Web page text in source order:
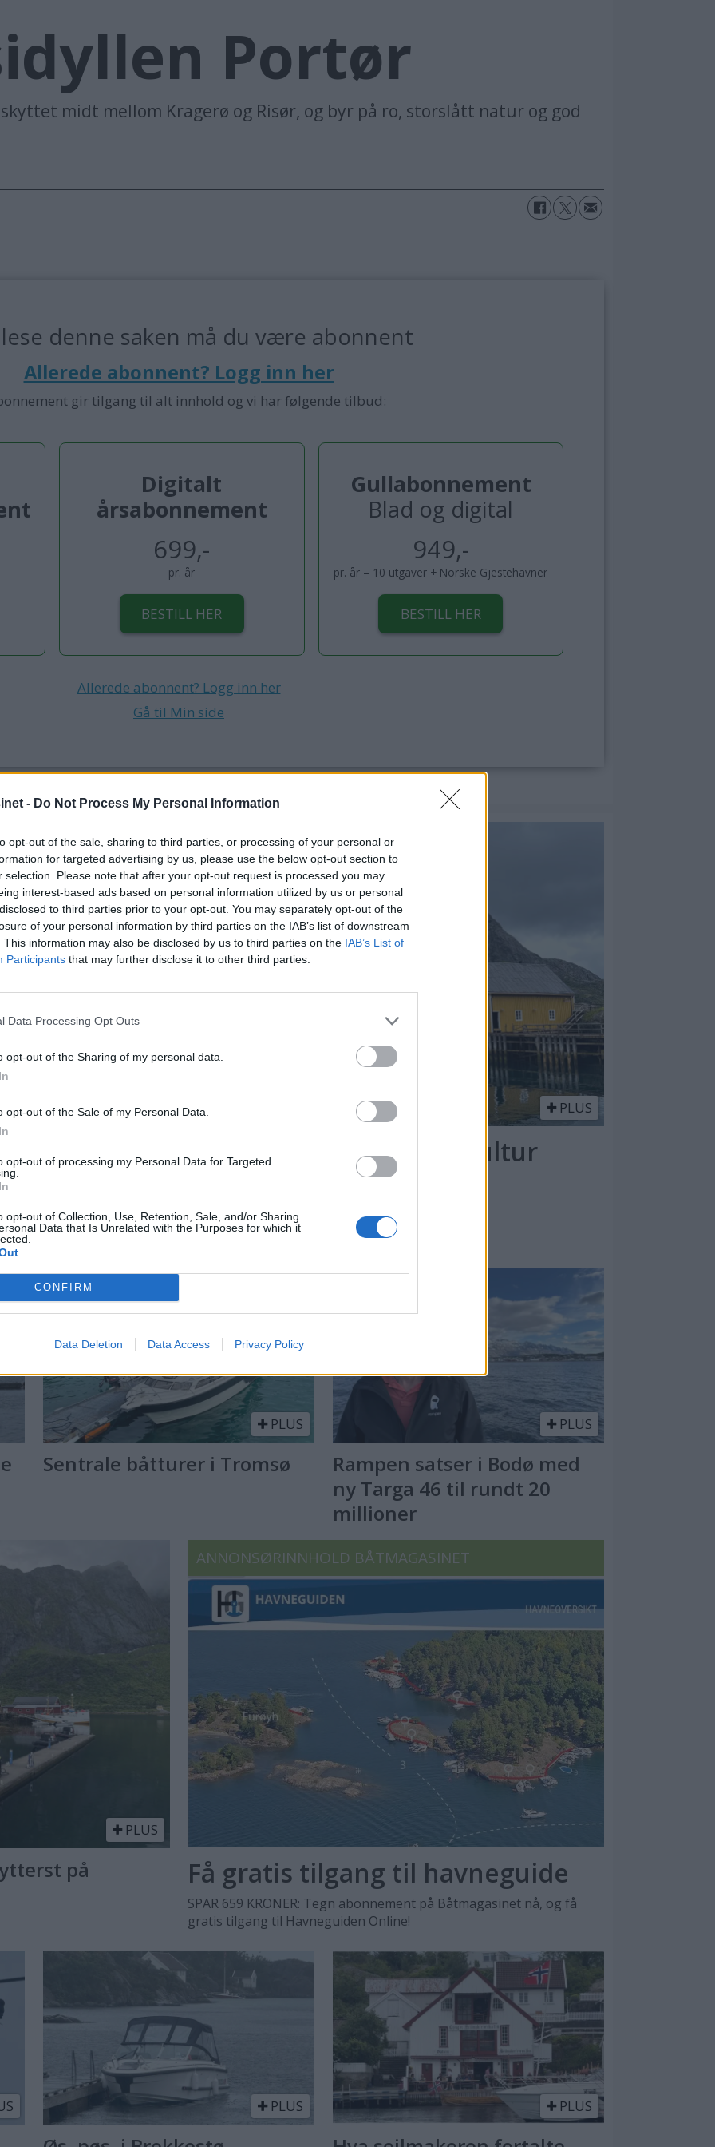
- Do Not Process My Personal Information
opt-out of the sale, sharing to third parties, or processing of your personal or
for targeted advertising by us, please use the below opt-out section to
selection. Please note that after your opt-out request is processed you may
interest-based ads based on personal information utilized by us or personal
to third parties prior to your opt-out. You may separately opt-out of the
of your personal information by third parties on the IAB’s list of downstream
This information may also be disclosed by us to third parties on the IAB’s List of
Participants that may further disclose it to other third parties.
Data Processing Opt Outs
opt-out of the Sharing of my personal data.
opt-out of the Sale of my Personal Data.
opt-out of processing my Personal Data for Targeted
opt-out of Collection, Use, Retention, Sale, and/or Sharing
Data that Is Unrelated with the Purposes for which it
CONFIRM
Data Deletion Data Access Privacy Policy
Portør
midt mellom Kragerø og Risør, og byr på ro, storslått natur og god
lese denne saken må du være abonnent
Allerede abonnent? Logg inn her
gir tilgang til alt innhold og vi har følgende tilbud:
Digitalt
årsabonnement
699,-
pr. år
BESTILL HER
Gullabonnement
Blad og digital
949,-
pr. år – 10 utgaver + Norske Gjestehavner
BESTILL HER
Allerede abonnent? Logg inn her
Gå til Min side
PLUS
til
Agder befinner seg. – I
til sjøs, sier politiet til
av slik deling.
PLUS
Nusfjord-levende kystkultur
Om Nusfjord har vi bare en ting å si: – Dra dit!
PLUS
Sentrale båtturer i Tromsø
PLUS
Rampen satser i Bodø med
ny Targa 46 til rundt 20
millioner
PLUS
på
ANNONSØRINNHOLD BÅTMAGASINET
Få gratis tilgang til havneguide
SPAR 659 KRONER: Tegn abonnement på Båtmagasinet nå, og få
gratis tilgang til Havneguiden Online!
PLUS PLUS